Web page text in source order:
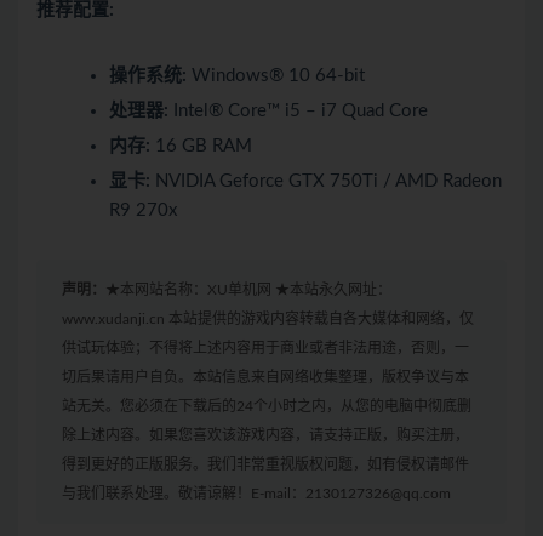
推荐配置:
操作系统: Windows® 10 64-bit
处理器: Intel® Core™ i5 – i7 Quad Core
内存: 16 GB RAM
显卡: NVIDIA Geforce GTX 750Ti / AMD Radeon
R9 270x
声明： ★本网站名称：XU单机网 ★本站永久网址：
www.xudanji.cn 本站提供的游戏内容转载自各大媒体和网络，仅
供试玩体验；不得将上述内容用于商业或者非法用途，否则，一
切后果请用户自负。本站信息来自网络收集整理，版权争议与本
站无关。您必须在下载后的24个小时之内，从您的电脑中彻底删
除上述内容。如果您喜欢该游戏内容，请支持正版，购买注册，
得到更好的正版服务。我们非常重视版权问题，如有侵权请邮件
与我们联系处理。敬请谅解！E-mail：2130127326@qq.com